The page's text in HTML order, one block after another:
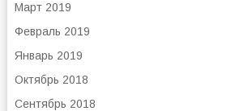
Март 2019
Февраль 2019
Январь 2019
Октябрь 2018
Сентябрь 2018